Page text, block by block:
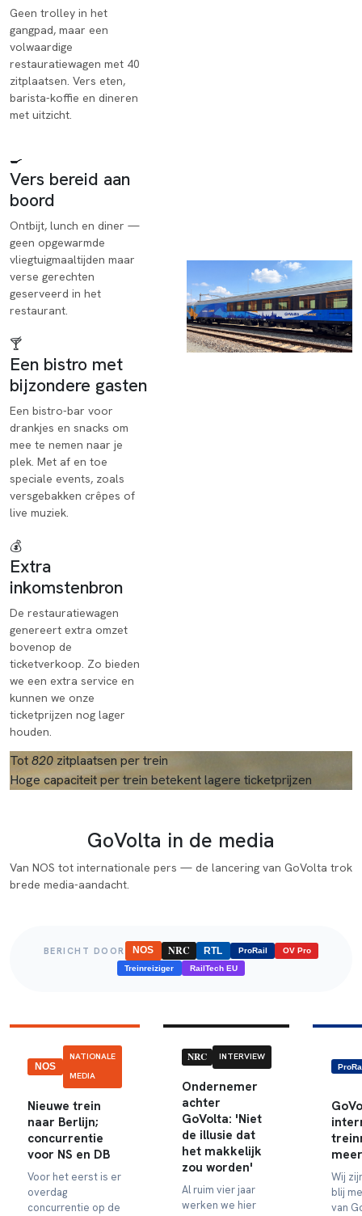
Geen trolley in het
gangpad, maar een
volwaardige
restauratiewagen met 40
zitplaatsen. Vers eten,
barista-koffie en dineren
met uitzicht.
🍳
Vers bereid aan
boord
Ontbijt, lunch en diner —
geen opgewarmde
vliegtuigmaaltijden maar
verse gerechten
geserveerd in het
restaurant.
🍸
Een bistro met
bijzondere gasten
Een bistro-bar voor
drankjes en snacks om
mee te nemen naar je
plek. Met af en toe
speciale events, zoals
versgebakken crêpes of
live muziek.
💰
Extra
inkomstenbron
De restauratiewagen
genereert extra omzet
bovenop de
ticketverkoop. Zo bieden
we een extra service en
kunnen we onze
ticketprijzen nog lager
houden.
Tot820 zitplaatsen per trein
Hoge capaciteit per trein betekent lagere ticketprijzen
GoVolta in de media
Van NOS tot internationale pers — de lancering van GoVolta trok
brede media-aandacht.
BERICHT DOOR NOS NRC RTL ProRail OV Pro
Treinreiziger RailTech EU
NOS
NATIONALE
MEDIA
Nieuwe trein
naar Berlijn;
concurrentie
voor NS en DB
Voor het eerst is er
overdag
concurrentie op de
NRC INTERVIEW
Ondernemer
achter
GoVolta: 'Niet
de illusie dat
het makkelijk
zou worden'
Al ruim vier jaar
werken we hier
Wij
blij
van